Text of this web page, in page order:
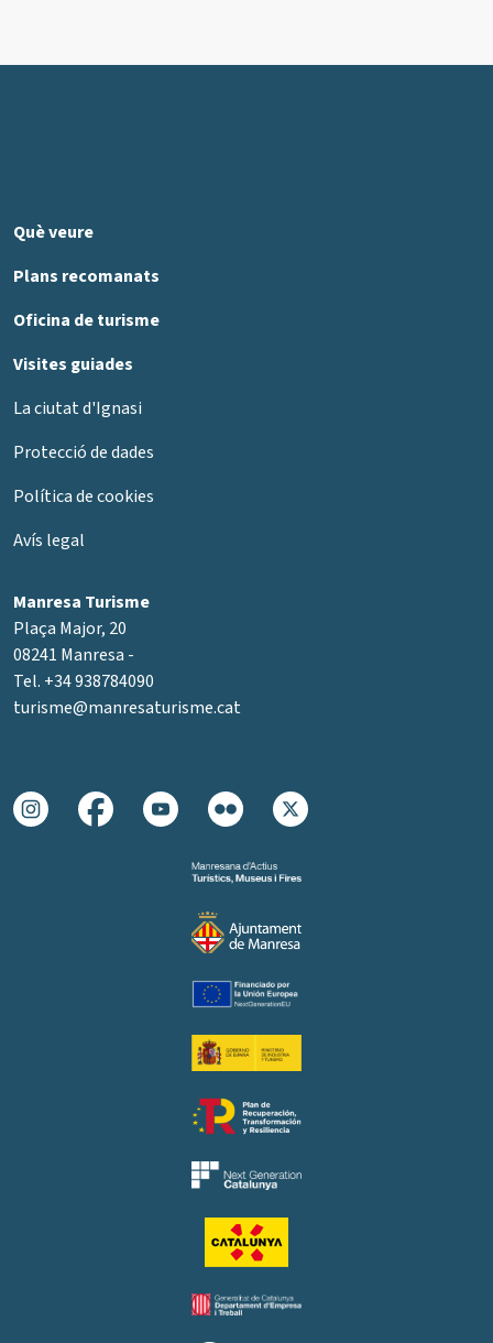
Manresa Turisme
Plaça Major, 20
08241 Manresa -
Tel. +34 938784090
turisme@manresaturisme.cat
Què veure
Plans recomanats
Oficina de turisme
Visites guiades
La ciutat d'Ignasi
Protecció de dades
Política de cookies
Avís legal